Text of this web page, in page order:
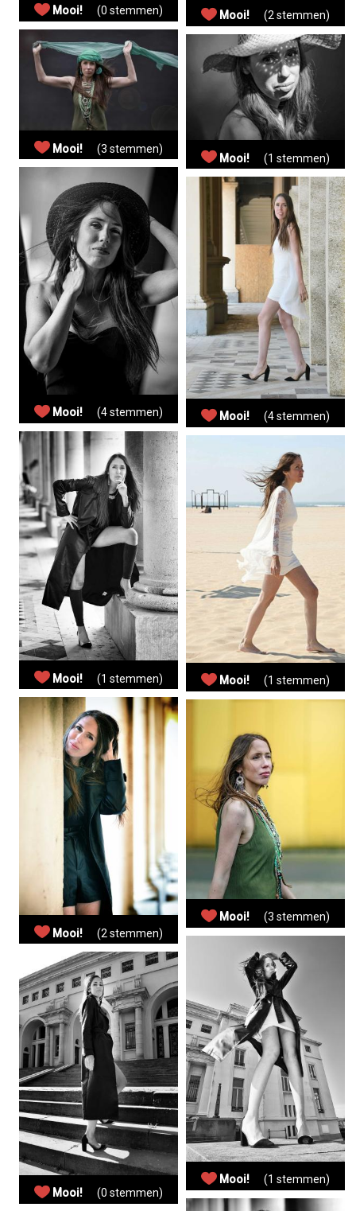
Mooi! (0 stemmen)
Mooi! (3 stemmen)
Mooi! (4 stemmen)
Mooi! (1 stemmen)
Mooi! (2 stemmen)
Mooi! (0 stemmen)
Mooi! (2 stemmen)
Mooi! (1 stemmen)
Mooi! (4 stemmen)
Mooi! (1 stemmen)
Mooi! (3 stemmen)
Mooi! (1 stemmen)